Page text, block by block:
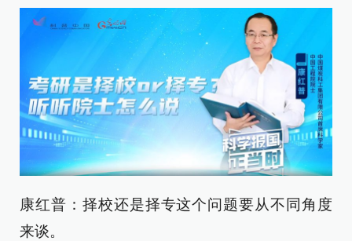
康红普：择校还是择专这个问题要从不同角度
来谈。